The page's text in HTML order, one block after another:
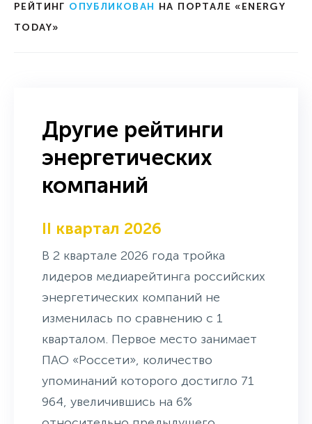
РЕЙТИНГ ОПУБЛИКОВАН НА ПОРТАЛЕ «ENERGY
TODAY»
Другие рейтинги
энергетических
компаний
II квартал 2026
В 2 квартале 2026 года тройка
лидеров медиарейтинга российских
энергетических компаний не
изменилась по сравнению с 1
кварталом. Первое место занимает
ПАО «Россети», количество
упоминаний которого достигло 71
964, увеличившись на 6%